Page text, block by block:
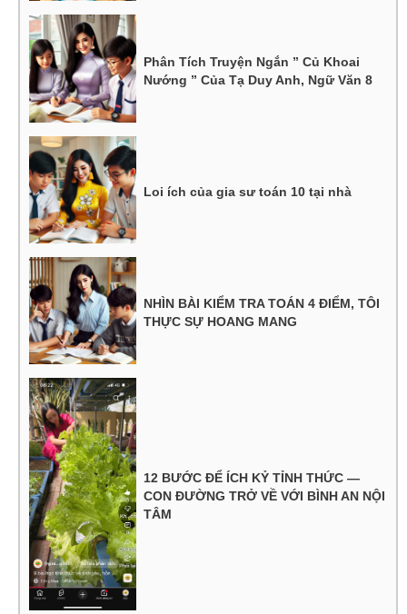
Phân Tích Truyện Ngắn ” Củ Khoai
Nướng ” Của Tạ Duy Anh, Ngữ Văn 8
Loi ích của gia sư toán 10 tại nhà
NHÌN BÀI KIỂM TRA TOÁN 4 ĐIỂM, TÔI
THỰC SỰ HOANG MANG
12 BƯỚC ĐỂ ÍCH KỶ TỈNH THỨC —
CON ĐƯỜNG TRỞ VỀ VỚI BÌNH AN NỘI
TÂM